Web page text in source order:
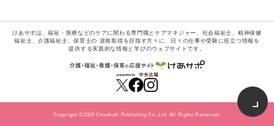
けあサポは、福祉・医療などのケアに関わる専門職とケアマネジャー、社会福祉士、精神保健
福祉士、介護福祉士、保育士の 資格取得を目指す方々に、日々の仕事や受験に役立つ情報を
提供する実践的な情報と学びのウェブサイトです。
Copyright ©2025 Chuohoki Publishing Co.,Ltd. All Rights Reserved.